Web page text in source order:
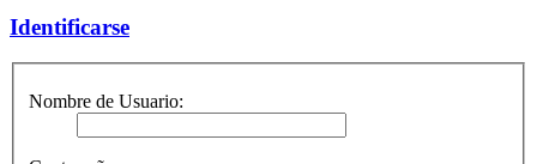
Identificarse
Nombre de Usuario: